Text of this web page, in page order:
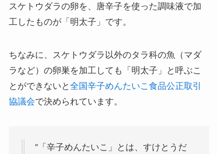
スケトウダラの卵を、唐辛子を使った調味液で加
工したものが「明太子」です。
ちなみに、
スケトウダラ以外のタラ科の魚（マダ
ラなど）の卵巣を加工しても「明太子」と呼ぶこ
とができない と 全国辛子めんたいこ食品公正取引
協議会で決められています。
”「辛子めんたいこ」とは、すけとうだ